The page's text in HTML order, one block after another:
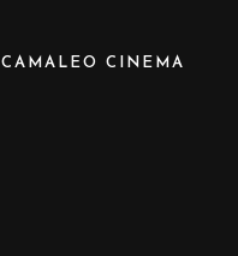
CAMALEO CINEMA